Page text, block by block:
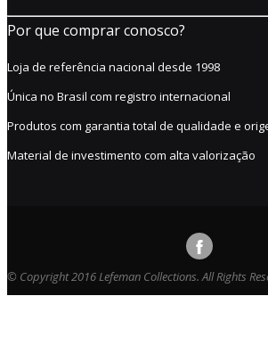
Por que comprar conosco?
Loja de referência nacional desde 1998
Única no Brasil com registro internacional
Produtos com garantia total de qualidade e
Material de investimento com alta valorização
© Copyright 2016 Lefeman Collections. All Rights